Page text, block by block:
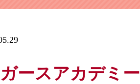
ースアカデミ